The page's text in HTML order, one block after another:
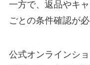
一方で、返品やキ
ごとの条件確認が必
公式オンラインシ